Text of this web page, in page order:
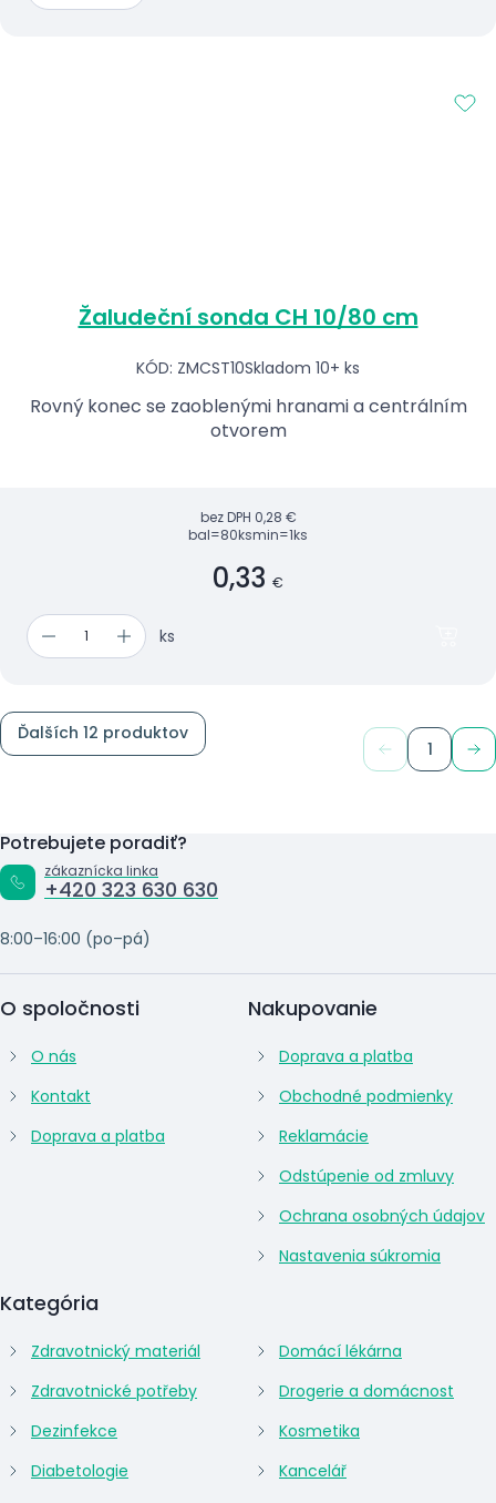
Žaludeční sonda CH 10/80 cm
KÓD: ZMCST10Skladom 10+ ks
Rovný konec se zaoblenými hranami a centrálním
otvorem
bez DPH 0,28 €
bal=80ksmin=1ks
0,33 €
ks
Ďalších 12 produktov
1
Potrebujete poradiť?
zákaznícka linka
+420 323 630 630
8:00–16:00 (po–pá)
O spoločnosti
O nás
Kontakt
Doprava a platba
Kategória
Zdravotnický materiál
Zdravotnické potřeby
Dezinfekce
Diabetologie
Domácí lékárna
Drogerie a domácnost
Kosmetika
Kancelář
Nakupovanie
Doprava a platba
Obchodné podmienky
Reklamácie
Odstúpenie od zmluvy
Ochrana osobných údajov
Nastavenia súkromia